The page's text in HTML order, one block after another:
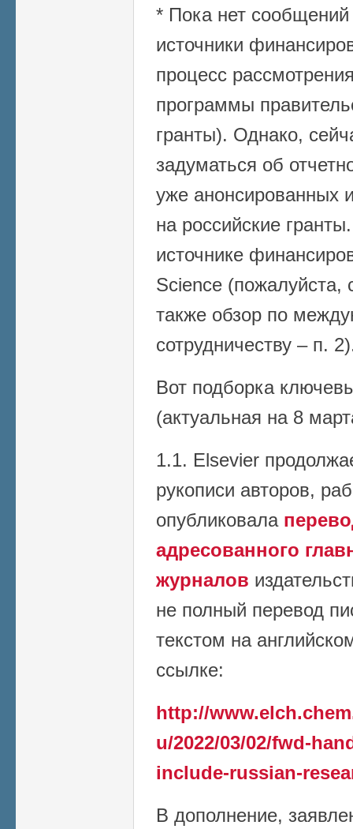
* Пока нет
источники
процесс
программы
гранты). Однако,
задуматься об
уже анонсированных
на российские
источнике
Science (пожалуйста,
также обзор по
сотрудничеству – п.
Вот подборка
(актуальная на 8
1.1. Elsevier
рукописи авторов,
опубликовала
адресованного
журналов
не полный перевод
текстом на
ссылке:
http://
u/2022/03/02/fwd-
include-russian-
В дополнение,